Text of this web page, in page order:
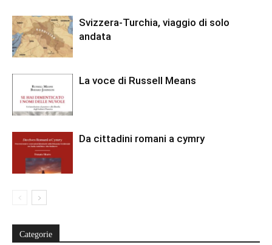
Svizzera-Turchia, viaggio di solo
andata
La voce di Russell Means
Da cittadini romani a cymry
Categorie